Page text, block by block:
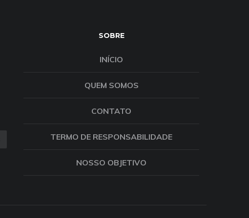
SOBRE
INÍCIO
QUEM SOMOS
CONTATO
TERMO DE RESPONSABILIDADE
NOSSO OBJETIVO